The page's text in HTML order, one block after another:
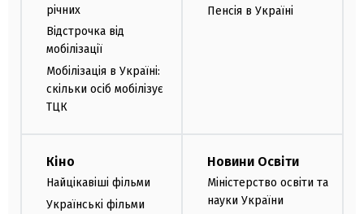
річних
Відстрочка від
мобілізації
Мобілізація в Україні:
скільки осіб мобілізує
ТЦК
Пенсія в Україні
Кіно
Найцікавіші фільми
Українські фільми
Новини Освіти
Міністерство освіти та
науки України